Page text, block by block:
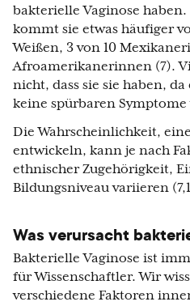
bakterielle Vaginose
kommt sie etwas häufiger
Weißen, 3 von 10
Afroamerikanerinnen (7).
nicht, dass sie sie haben, da
keine spürbaren Symptome
Die Wahrscheinlichkeit,
entwickeln, kann je nach
ethnischer Zugehörigkeit,
Bildungsniveau variieren
Was verursacht
Bakterielle Vaginose ist
für Wissenschaftler. Wir
verschiedene Faktoren